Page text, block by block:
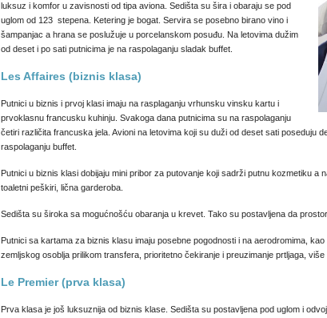
luksuz i komfor u zavisnosti od tipa aviona. Sedišta su šira i obaraju se pod
uglom od 123 stepena. Ketering je bogat. Servira se posebno birano vino i
šampanjac a hrana se poslužuje u porcelanskom posuđu. Na letovima dužim
od deset i po sati putnicima je na raspolaganju sladak buffet.
Les Affaires (biznis klasa)
Putnici u biznis i prvoj klasi imaju na rasplaganju vrhunsku vinsku kartu i
prvoklasnu francusku kuhinju. Svakoga dana putnicima su na raspolaganju
četiri različita francuska jela. Avioni na letovima koji su duži od deset sati poseduju
raspolaganju buffet.
Putnici u biznis klasi dobijaju mini pribor za putovanje koji sadrži putnu kozmetiku a
toaletni peškiri, lična garderoba.
Sedišta su široka sa mogućnošću obaranja u krevet. Tako su postavljena da
Putnici sa kartama za biznis klasu imaju posebne pogodnosti i na aerodromima,
zemljskog osoblja prilikom transfera, prioritetno čekiranje i preuzimanje prtljaga,
Le Premier (prva klasa)
Prva klasa je još luksuznija od biznis klase. Sedišta su postavljena pod uglom i